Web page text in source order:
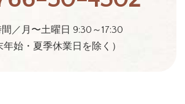
／月〜土曜日 9:30～17:30
年始・夏季休業日を除く）